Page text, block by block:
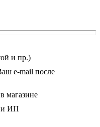
и пр.)
e-mail после
магазине
и ИП